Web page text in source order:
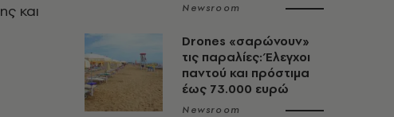
και
Newsroom
Drones «σαρώνουν»
τις παραλίες: Έλεγχοι
παντού και πρόστιμα
έως 73.000 ευρώ
Newsroom